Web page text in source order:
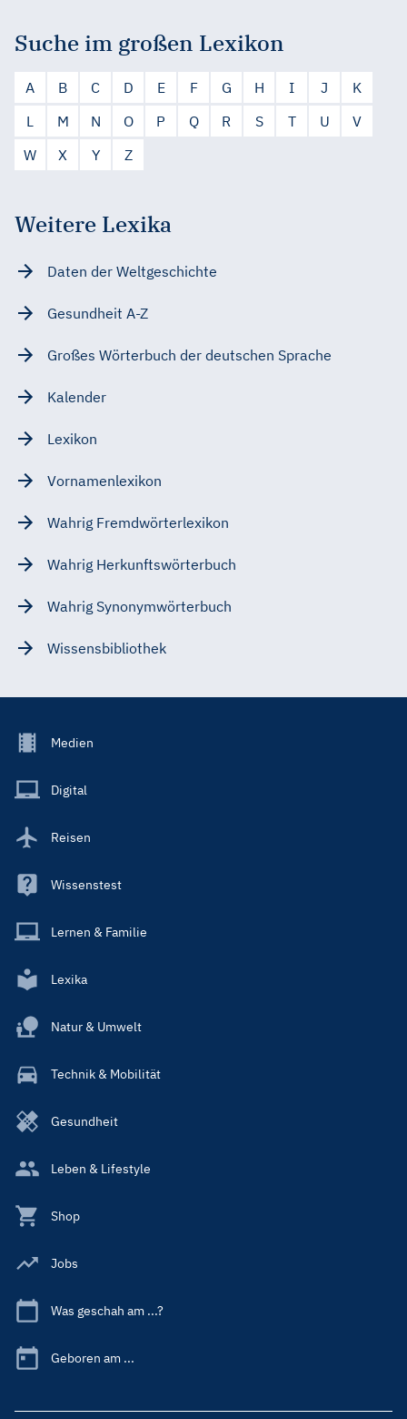
Suche im großen Lexikon
A B C D E F G H I J
K
L
M N O P Q R S T U
V
W
X Y Z
Weitere Lexika
Daten der Weltgeschichte
Gesundheit A-Z
Großes Wörterbuch der deutschen Sprache
Kalender
Lexikon
Vornamenlexikon
Wahrig Fremdwörterlexikon
Wahrig Herkunftswörterbuch
Wahrig Synonymwörterbuch
Wissensbibliothek
Footer
Main
Medien
Digital
Reisen
Wissenstest
Lernen & Familie
Lexika
Natur & Umwelt
Technik & Mobilität
Gesundheit
Leben & Lifestyle
Shop
Jobs
Was geschah am ...?
Geboren am ...